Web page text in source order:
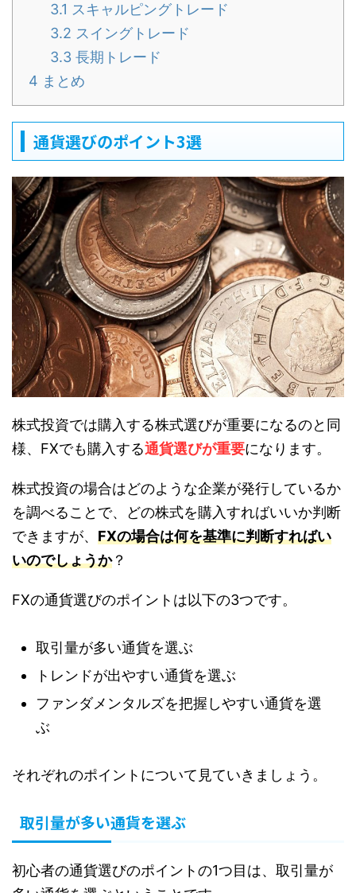
3.1 スキャルピングトレード
3.2 スイングトレード
3.3 長期トレード
4 まとめ
通貨選びのポイント3選
株式投資では購入する株式選びが重要になるのと同
様、FXでも購入する通貨選びが重要になります。
株式投資の場合はどのような企業が発行しているか
を調べることで、どの株式を購入すればいいか判断
できますが、 FXの場合は何を基準に判断すればい
いのでしょうか？
FXの通貨選びのポイントは以下の3つです。
取引量が多い通貨を選ぶ
トレンドが出やすい通貨を選ぶ
ファンダメンタルズを把握しやすい通貨を選
ぶ
それぞれのポイントについて見ていきましょう。
取引量が多い通貨を選ぶ
初心者の通貨選びのポイントの1つ目は、取引量が